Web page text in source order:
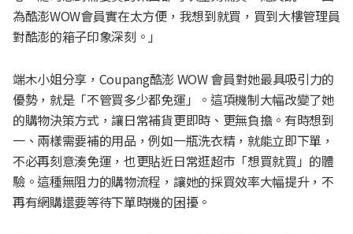
為酷澎WOW會員實在太方便，我想到就買，買到大樓管理員
對酷澎的箱子印象深刻。」
端木小姐分享，Coupang酷澎 WOW 會員對她最具吸引力的
優勢，就是「不管買多少都免運」。這項機制大幅改變了她
的購物決策方式，讓日常補貨更即時、更無負擔。有時想到
一、兩樣需要補的用品，例如一瓶洗衣精，就能立即下單，
不必再刻意湊免運，也更貼近日常逛超市「想買就買」的體
驗。這種無阻力的購物流程，讓她的採買效率大幅提升，不
再有網購還要等待下單時機的困擾。